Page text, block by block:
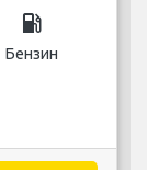
local_gas_station
Бензин